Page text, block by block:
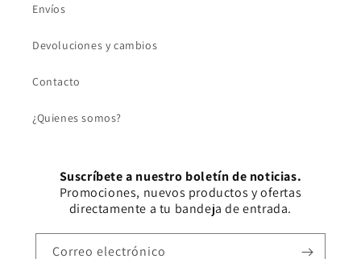
Envíos
Devoluciones y cambios
Contacto
¿Quienes somos?
Suscríbete a nuestro boletín de noticias.
Promociones, nuevos productos y ofertas
directamente a tu bandeja de entrada.
Correo electrónico